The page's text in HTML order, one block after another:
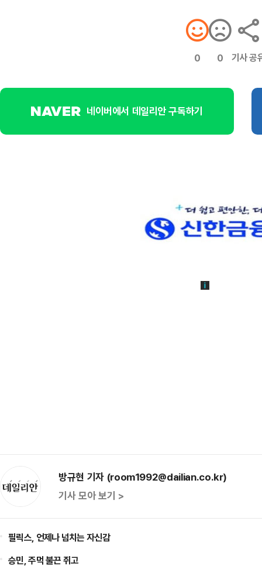
0 0 기사 공
네이버에서 데일리안 구독하기
방규현 기자 (room1992@dailian.co.kr)
기사 모아 보기 >
필릭스, 언제나 넘치는 자신감
승민, 주먹 불끈 쥐고